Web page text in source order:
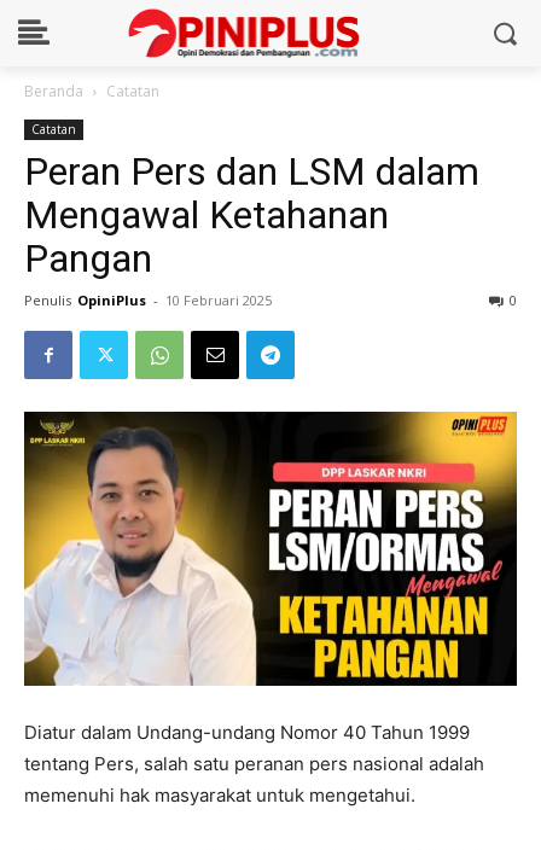
Beranda Catatan
Catatan
Peran Pers dan LSM dalam
Mengawal Ketahanan
Pangan
Penulis OpiniPlus - 10 Februari 2025 0
Diatur dalam Undang-undang Nomor 40 Tahun 1999
tentang Pers, salah satu peranan pers nasional adalah
memenuhi hak masyarakat untuk mengetahui.